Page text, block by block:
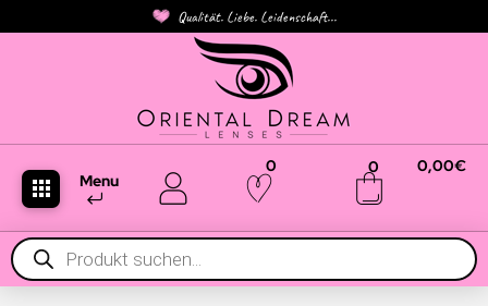
Qualität. Liebe. Leidenschaft...
Menu
0 0 0,00€
Products
search